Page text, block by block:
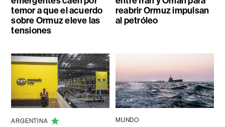
temor a que el acuerdo
sobre Ormuz eleve las
tensiones
reabrir Ormuz impulsan
al petróleo
ARGENTINA MUNDO